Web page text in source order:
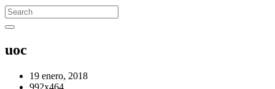
uoc
19 enero, 2018
992x464